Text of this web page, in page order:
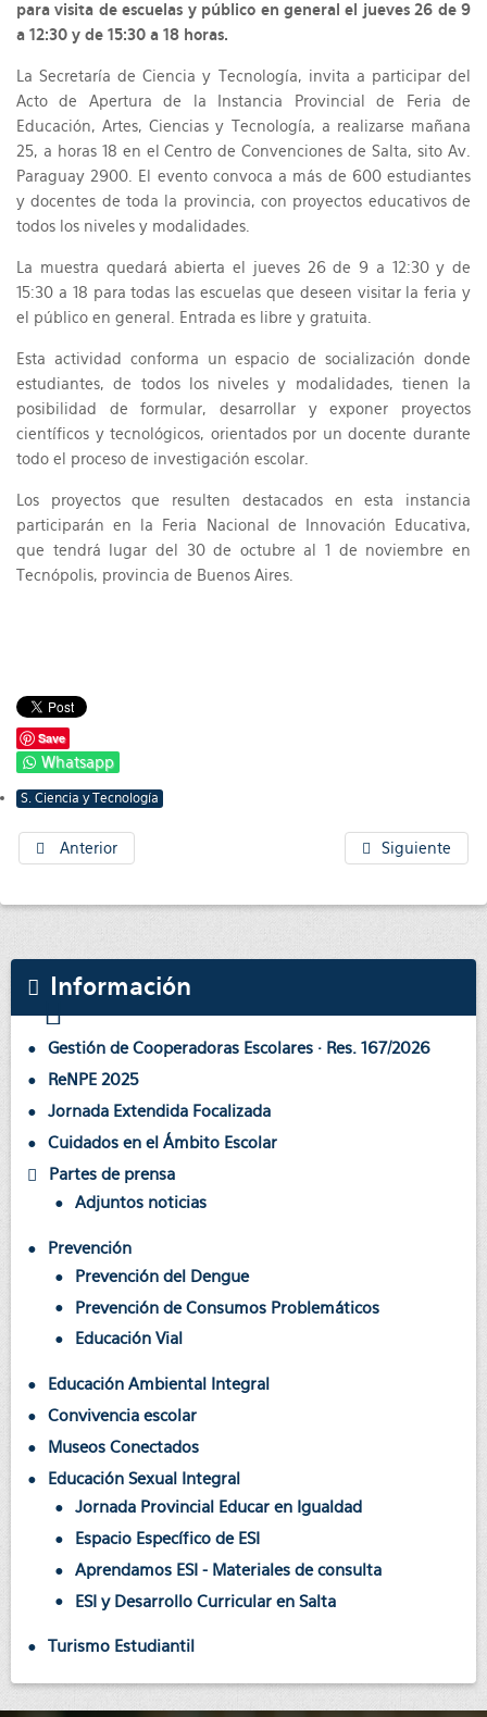
para visita de escuelas y público en general el jueves 26 de 9
a 12:30 y de 15:30 a 18 horas.
La Secretaría de Ciencia y Tecnología, invita a participar del
Acto de Apertura de la Instancia Provincial de Feria de
Educación, Artes, Ciencias y Tecnología, a realizarse mañana
25, a horas 18 en el Centro de Convenciones de Salta, sito Av.
Paraguay 2900. El evento convoca a más de 600 estudiantes
y docentes de toda la provincia, con proyectos educativos de
todos los niveles y modalidades.
La muestra quedará abierta el jueves 26 de 9 a 12:30 y de
15:30 a 18 para todas las escuelas que deseen visitar la feria y
el público en general. Entrada es libre y gratuita.
Esta actividad conforma un espacio de socialización donde
estudiantes, de todos los niveles y modalidades, tienen la
posibilidad de formular, desarrollar y exponer proyectos
científicos y tecnológicos, orientados por un docente durante
todo el proceso de investigación escolar.
Los proyectos que resulten destacados en esta instancia
participarán en la Feria Nacional de Innovación Educativa,
que tendrá lugar del 30 de octubre al 1 de noviembre en
Tecnópolis, provincia de Buenos Aires.
Save
Whatsapp
S. Ciencia y Tecnología
Anterior Siguiente
Información
Gestión de Cooperadoras Escolares · Res. 167/2026
ReNPE 2025
Jornada Extendida Focalizada
Cuidados en el Ámbito Escolar
Partes de prensa
Adjuntos noticias
Prevención
Prevención del Dengue
Prevención de Consumos Problemáticos
Educación Vial
Educación Ambiental Integral
Convivencia escolar
Museos Conectados
Educación Sexual Integral
Jornada Provincial Educar en Igualdad
Espacio Específico de ESI
Aprendamos ESI - Materiales de consulta
ESI y Desarrollo Curricular en Salta
Turismo Estudiantil